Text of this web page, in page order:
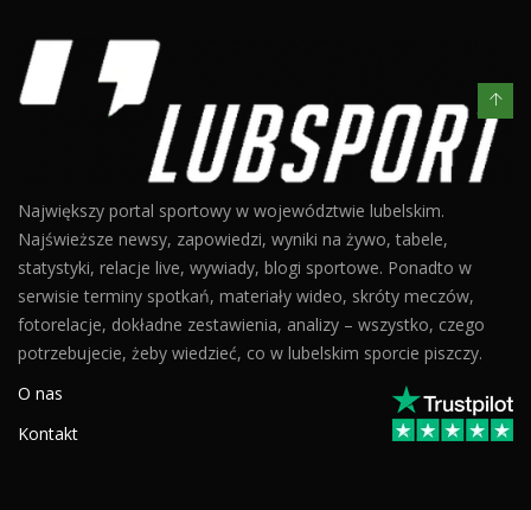
Największy portal sportowy w województwie lubelskim.
Najświeższe newsy, zapowiedzi, wyniki na żywo, tabele,
statystyki, relacje live, wywiady, blogi sportowe. Ponadto w
serwisie terminy spotkań, materiały wideo, skróty meczów,
fotorelacje, dokładne zestawienia, analizy – wszystko, czego
potrzebujecie, żeby wiedzieć, co w lubelskim sporcie piszczy.
O nas
Kontakt